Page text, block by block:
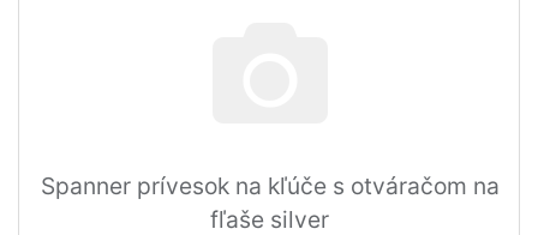
Spanner prívesok na kľúče s otváračom na
fľaše silver